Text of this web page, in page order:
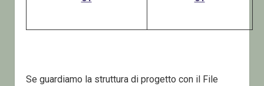
Se guardiamo la struttura di progetto con il File